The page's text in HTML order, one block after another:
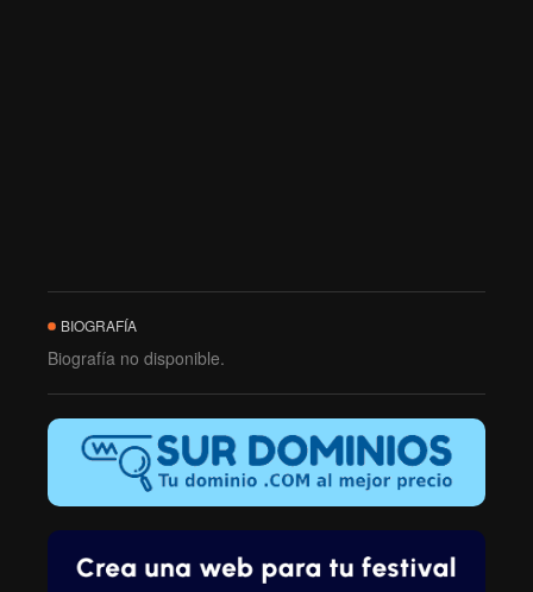
BIOGRAFÍA
Biografía no disponible.